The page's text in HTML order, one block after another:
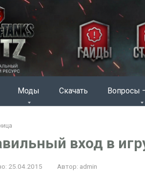
Моды Скачать Вопросы
вход в
25.04.2015 Автор: admin